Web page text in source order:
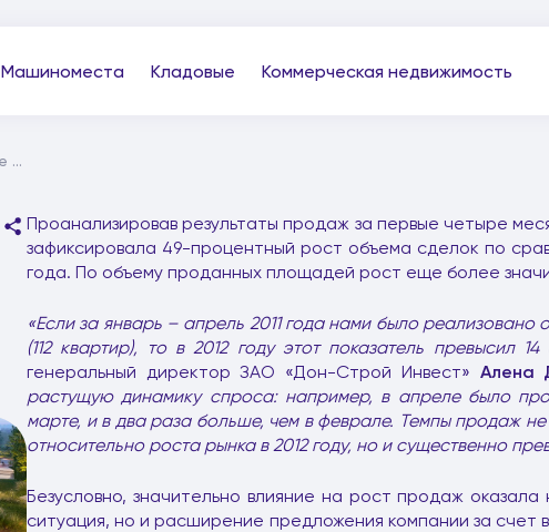
Машиноместа Кладовые Коммерческая недвижимость
«ДОНСТРОЙ» подвел промежуточные итоги продаж
Проанализировав результаты продаж за первые четыре
зафиксировала 49-процентный рост объема сделок по
года. По объему проданных площадей рост еще более
«Если за январь – апрель 2011 года нами было
(112 квартир), то в 2012 году этот показатель превысил
генеральный директор ЗАО «Дон-Строй Инвест» Алена
растущую динамику спроса: например, в апреле было
марте, и в два раза больше, чем в феврале. Темпы продаж
относительно роста рынка в 2012 году, но и существенно
Безусловно, значительно влияние на рост продаж
ситуация, но и расширение предложения компании за счет